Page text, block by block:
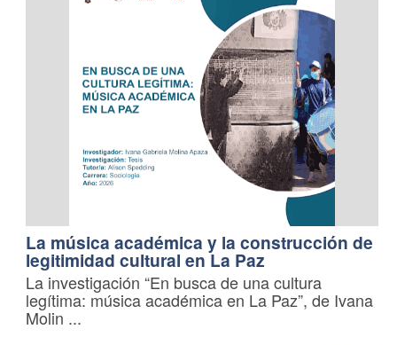
La música académica y la construcción de
legitimidad cultural en La Paz
La investigación “En busca de una cultura
legítima: música académica en La Paz”, de Ivana
Molin ...